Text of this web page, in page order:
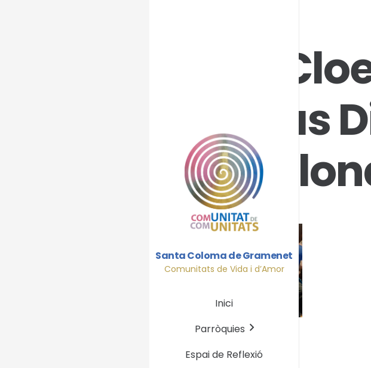
Santa Coloma de Gramenet
Comunitats de Vida i d’Amor
Inici
Parròquies
Espai de Reflexió
Acte
Càritas
Acte Cloenda del curs
de Càritas Diocesana
de Barcelona